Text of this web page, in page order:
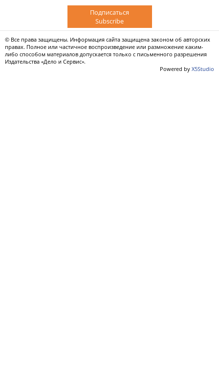
Подписаться
Subscribe
© Все права защищены. Информация сайта защищена законом об авторских
правах. Полное или частичное воспроизведение или размножение каким-
либо способом материалов допускается только с письменного разрешения
Издательства «Дело и Сервис».
Powered by X5Studio